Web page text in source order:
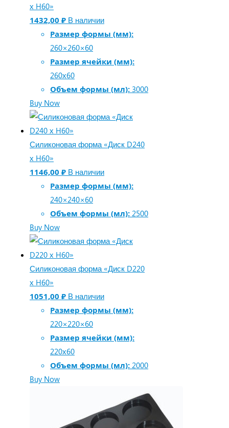
х H60»
1432,00 ₽ В наличии
Размер формы (мм):
260×260×60
Размер ячейки (мм):
260х60
Объем формы (мл): 3000
Buy Now
Силиконовая форма «Диск D240
х H60»
1146,00 ₽ В наличии
Размер формы (мм):
240×240×60
Объем формы (мл): 2500
Buy Now
Силиконовая форма «Диск D220
х H60»
1051,00 ₽ В наличии
Размер формы (мм):
220×220×60
Размер ячейки (мм):
220х60
Объем формы (мл): 2000
Buy Now